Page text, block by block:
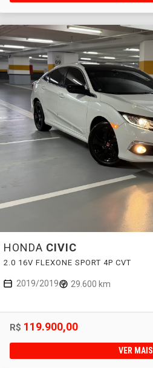
HONDA CIVIC
2.0 16V FLEXONE SPORT 4P CVT
2019/2019 29.600 km
R$ 119.900,00
VER MAIS